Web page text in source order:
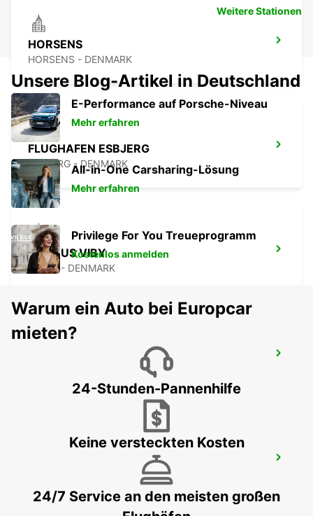
HORSENS
HORSENS - DENMARK
FLUGHAFEN ESBJERG
ESBJERG - DENMARK
AARHUS VIBY
VIBY J - DENMARK
Weitere Stationen
Unsere Blog-Artikel in Deutschland
E-Performance auf Porsche-Niveau
Mehr erfahren
All-in-One Carsharing-Lösung
Mehr erfahren
Privilege For You Treueprogramm
Kostenlos anmelden
Warum ein Auto bei Europcar
mieten?
24-Stunden-Pannenhilfe
Keine versteckten Kosten
24/7 Service an den meisten großen